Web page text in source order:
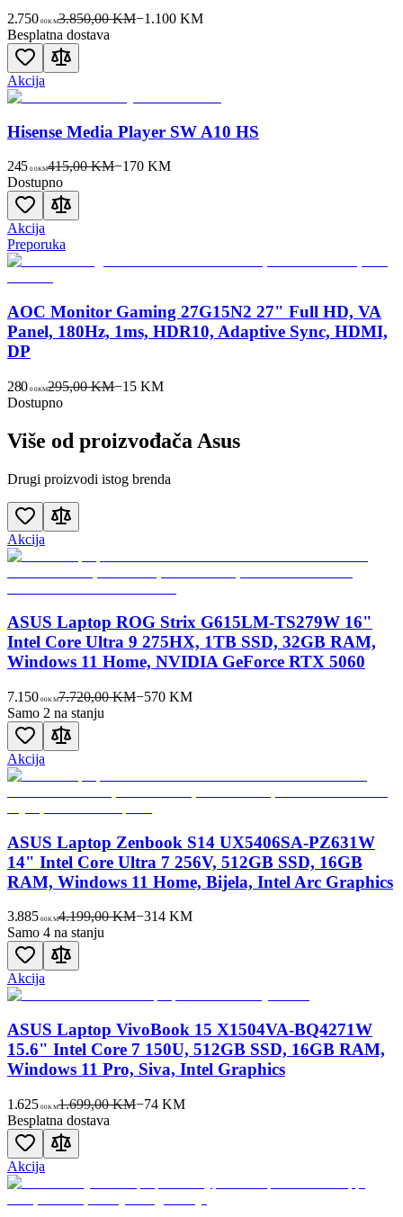
2.750 00KM3.850,00 KM−1.100KM
Besplatna dostava
Akcija
Hisense Media Player SW A10 HS
245 00KM415,00 KM−170 KM
Dostupno
Akcija
Preporuka
AOC Monitor Gaming 27G15N2 27" Full HD, VA
Panel, 180Hz, 1ms, HDR10, Adaptive Sync, HDMI,
DP
280 00KM295,00 KM−15 KM
Dostupno
Više od proizvođača Asus
Drugi proizvodi istog brenda
Akcija
ASUS Laptop ROG Strix G615LM-TS279W 16"
Intel Core Ultra 9 275HX, 1TB SSD, 32GB RAM,
Windows 11 Home, NVIDIA GeForce RTX 5060
7.150 00KM7.720,00 KM−570KM
Samo 2 na stanju
Akcija
ASUS Laptop Zenbook S14 UX5406SA-PZ631W
14" Intel Core Ultra 7 256V, 512GB SSD, 16GB
RAM, Windows 11 Home, Bijela, Intel Arc Graphics
3.885 00KM4.199,00 KM−314KM
Samo 4 na stanju
Akcija
ASUS Laptop VivoBook 15 X1504VA-BQ4271W
15.6" Intel Core 7 150U, 512GB SSD, 16GB RAM,
Windows 11 Pro, Siva, Intel Graphics
1.625 00KM1.699,00 KM−74KM
Besplatna dostava
Akcija